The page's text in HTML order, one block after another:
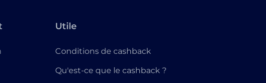
Utile
Conditions de cashback
Qu'est-ce que le cashback ?